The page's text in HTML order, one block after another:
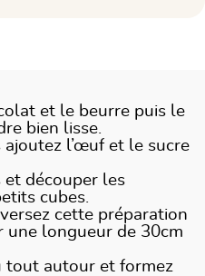
et le beurre puis le
bien lisse.
ajoutez l’œuf et le sucre
et découper les
cubes.
cette préparation
une longueur de 30cm
tout autour et formez